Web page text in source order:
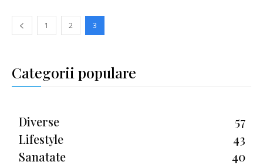
1 2 3
Categorii populare
Diverse
57
Lifestyle
43
Sanatate
40